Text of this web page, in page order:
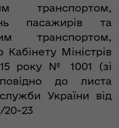
транспортом,
пасажирів та
транспортом,
Міністрів
року № 1001 (зі
до листа
України від
20-23